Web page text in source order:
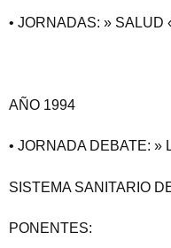
• JORNADAS: » SALUD
AÑO 1994
• JORNADA DEBATE: »
SISTEMA SANITARIO
PONENTES: